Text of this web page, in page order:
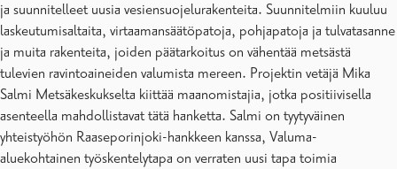
ja suunnitelleet uusia vesiensuojelurakenteita. Suunnitelmiin kuuluu
laskeutumisaltaita, virtaamansäätöpatoja, pohjapatoja ja tulvatasanne
ja muita rakenteita, joiden päätarkoitus on vähentää metsästä
tulevien ravintoaineiden valumista mereen. Projektin vetäjä Mika
Salmi Metsäkeskukselta kiittää maanomistajia, jotka positiivisella
asenteella mahdollistavat tätä hanketta. Salmi on tyytyväinen
yhteistyöhön Raaseporinjoki-hankkeen kanssa, Valuma-
aluekohtainen työskentelytapa on verraten uusi tapa toimia